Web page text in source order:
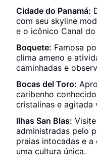
Cidade do Panamá:
com seu skyline
e o icônico Canal do
Boquete: Famosa
clima ameno e
caminhadas e
Bocas del Toro:
caribenho
cristalinas e agitada
Ilhas San Blas:
administradas pelo
praias intocadas e
uma cultura única.